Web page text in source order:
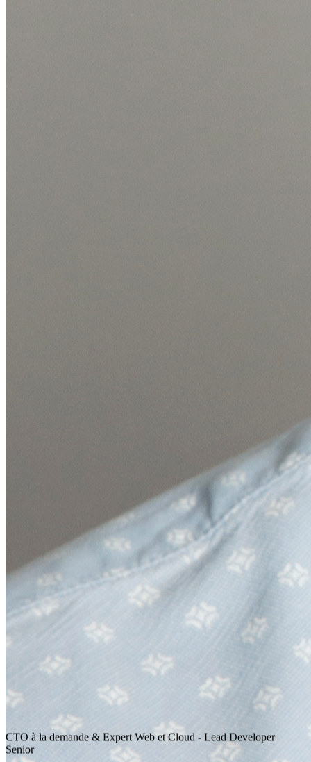
CTO à la demande & Expert Web et Cloud - Lead Developer
Senior